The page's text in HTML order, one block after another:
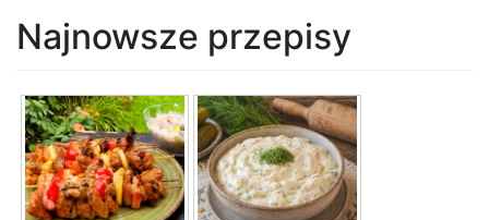
Najnowsze przepisy